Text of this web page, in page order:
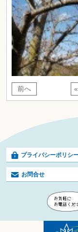
前へ «
プライバシーポリシ
お問合せ